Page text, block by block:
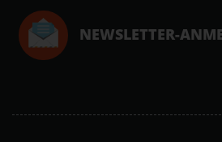
NEWSLETTER-